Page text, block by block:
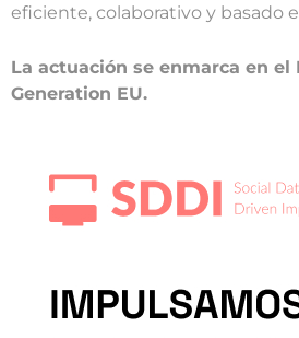
eficiente, colaborativo y basado
La actuación se enmarca en
Generation EU.